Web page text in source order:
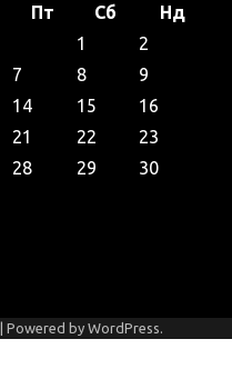
Пт Сб
Нд
1
2
7 8
9
14 15
16
21 22
23
28 29
30
| Powered by WordPress